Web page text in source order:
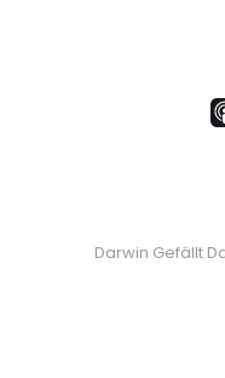
Darwin Gefällt